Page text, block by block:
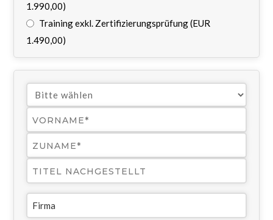
1.990,00)
Training exkl. Zertifizierungsprüfung (EUR
1.490,00)
Firma